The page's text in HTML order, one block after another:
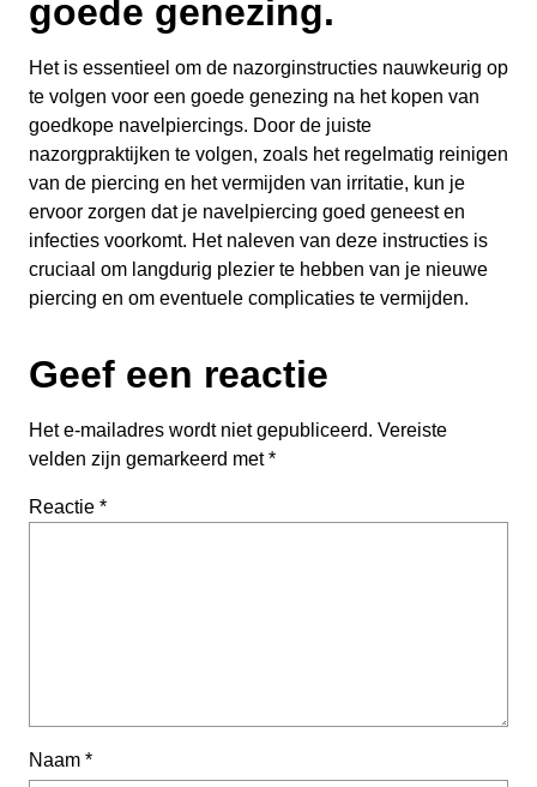
goede genezing.
Het is essentieel om de nazorginstructies nauwkeurig op
te volgen voor een goede genezing na het kopen van
goedkope navelpiercings. Door de juiste
nazorgpraktijken te volgen, zoals het regelmatig reinigen
van de piercing en het vermijden van irritatie, kun je
ervoor zorgen dat je navelpiercing goed geneest en
infecties voorkomt. Het naleven van deze instructies is
cruciaal om langdurig plezier te hebben van je nieuwe
piercing en om eventuele complicaties te vermijden.
Geef een reactie
Het e-mailadres wordt niet gepubliceerd. Vereiste
velden zijn gemarkeerd met*
Reactie *
Naam *